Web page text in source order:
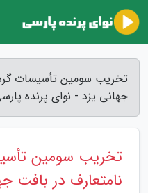
تخریب سومین تأسیسات
جهانی یزد - نوای پرنده
تخریب سومین
نامتعارف در بافت